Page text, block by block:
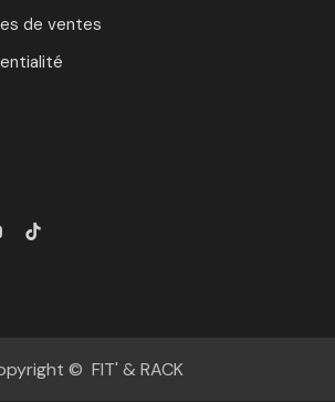
de ventes
© FIT' & RACK